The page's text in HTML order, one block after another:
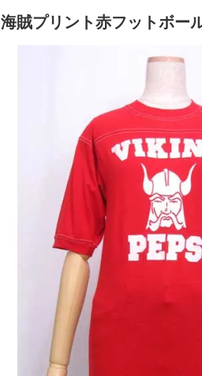
海賊プリント赤フットボー